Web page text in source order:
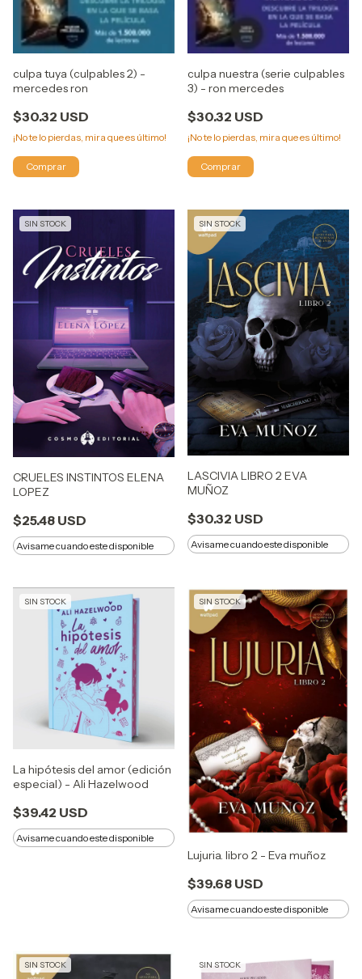
culpa tuya (culpables 2) -
mercedes ron
$30.32 USD
¡No te lo pierdas, mira que es último!
culpa nuestra (serie culpables
3) - ron mercedes
$30.32 USD
¡No te lo pierdas, mira que es último!
SIN STOCK
CRUELES INSTINTOS ELENA
LOPEZ
$25.48 USD
Avisame cuando este disponible
SIN STOCK
LASCIVIA LIBRO 2 EVA
MUÑOZ
$30.32 USD
Avisame cuando este disponible
SIN STOCK
La hipótesis del amor (edición
especial) - Ali Hazelwood
$39.42 USD
Avisame cuando este disponible
SIN STOCK
Lujuria. libro 2 - Eva muñoz
$39.68 USD
Avisame cuando este disponible
SIN STOCK SIN STOCK